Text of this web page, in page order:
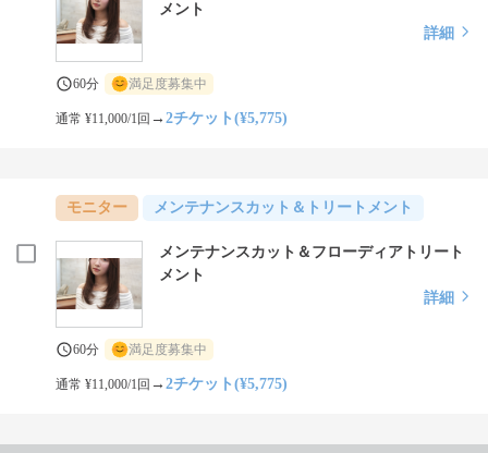
メント
詳細
60分 満足度募集中
通常 ¥11,000/1回 →2チケット(¥5,775)
モニター メンテナンスカット＆トリートメント
メンテナンスカット＆フローディアトリート
メント
詳細
60分 満足度募集中
通常 ¥11,000/1回 →2チケット(¥5,775)